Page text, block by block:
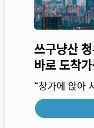
쓰구냥산
바로 도착
“창가에 앉아